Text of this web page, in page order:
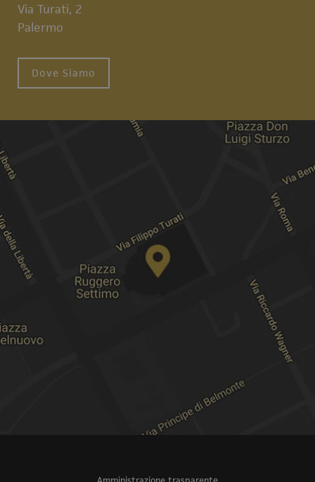
Via Turati, 2
Palermo
Dove Siamo